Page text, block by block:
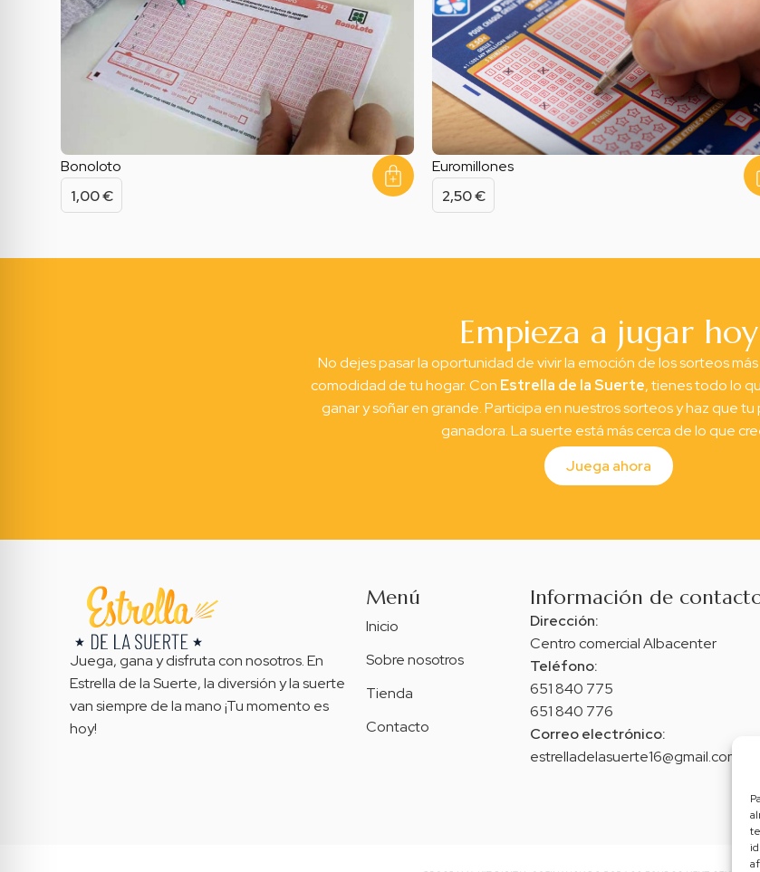
Bonoloto
1,00€
Euromillones
2,50€
Empieza a jugar hoy
No dejes pasar la oportunidad de vivir la emoción de los sorteos
comodidad de tu hogar. Con Estrella de la Suerte, tienes todo lo
ganar y soñar en grande. Participa en nuestros sorteos y haz que tu
ganadora. La suerte está más cerca de lo que
Juega ahora
Juega, gana y disfruta con nosotros. En
Estrella de la Suerte, la diversión y la suerte
van siempre de la mano ¡Tu momento es
hoy!
Menú
Inicio
Sobre nosotros
Tienda
Contacto
Información de
Dirección:
Centro comercial Albacenter
Teléfono:
651 840 775
651 840 776
Correo electrónico:
estrelladelasuerte16@gmail.com